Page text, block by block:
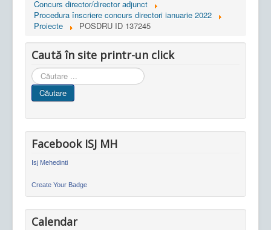
Concurs director/director adjunct
Procedura înscriere concurs directori ianuarie 2022
Proiecte
POSDRU ID 137245
Caută în site printr-un click
Cauta
in
site
Căutare
Facebook ISJ MH
Isj Mehedinti
Create Your Badge
Calendar